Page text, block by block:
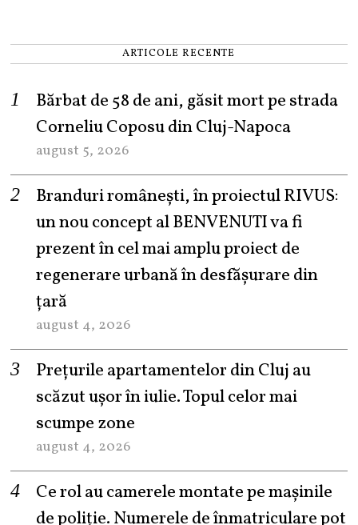
ARTICOLE RECENTE
Bărbat de 58 de ani, găsit mort pe strada
Corneliu Coposu din Cluj-Napoca
august 5, 2026
Branduri românești, în proiectul RIVUS:
un nou concept al BENVENUTI va fi
prezent în cel mai amplu proiect de
regenerare urbană în desfășurare din
țară
august 4, 2026
Prețurile apartamentelor din Cluj au
scăzut ușor în iulie. Topul celor mai
scumpe zone
august 4, 2026
Ce rol au camerele montate pe mașinile
de poliție. Numerele de înmatriculare pot